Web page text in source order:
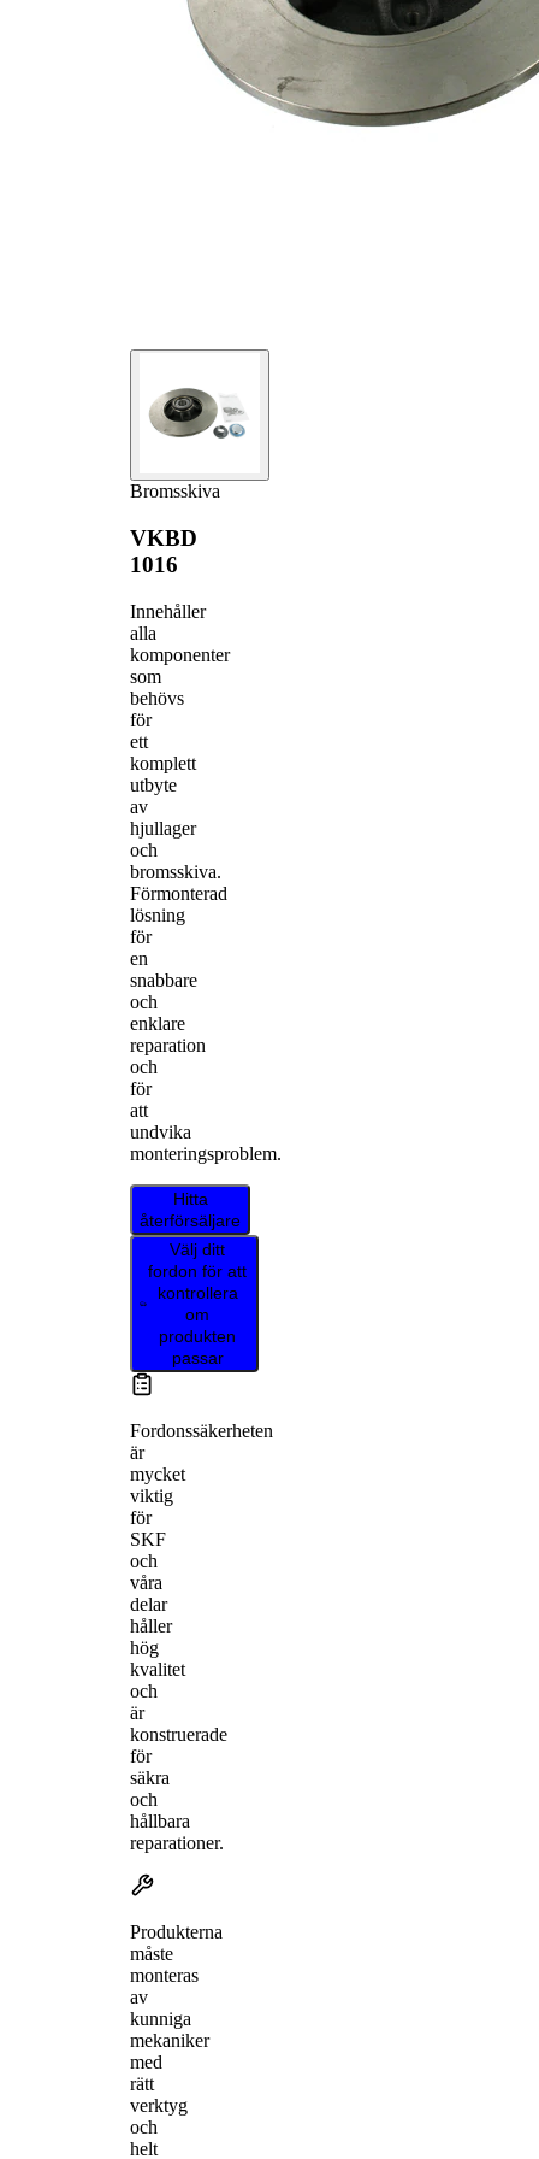
Bromsskiva
VKBD
1016
Innehåller
alla
komponenter
som
behövs
för
ett
komplett
utbyte
av
hjullager
och
bromsskiva.
Förmonterad
lösning
för
en
snabbare
och
enklare
reparation
och
för
att
undvika
monteringsproblem.
Hitta
återförsäljare
Välj ditt
fordon för att
kontrollera
om
produkten
passar
Fordonssäkerheten
är
mycket
viktig
för
SKF
och
våra
delar
håller
hög
kvalitet
och
är
konstruerade
för
säkra
och
hållbara
reparationer.
Produkterna
måste
monteras
av
kunniga
mekaniker
med
rätt
verktyg
och
helt
sensorring